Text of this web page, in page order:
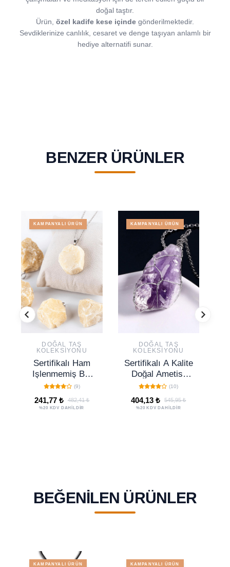
doğal taştır.
Ürün, özel kadife kese içinde gönderilmektedir.
Sevdiklerinize canlılık, cesaret ve denge taşıyan anlamlı bir
hediye alternatifi sunar.
BENZER ÜRÜNLER
KAMPANYALI ÜRÜN
DOĞAL TAŞ
KOLEKSIYONU
Sertifikalı Ham
Işlenmemiş Bal
Kalsit Taşı Kolye
(9)
241,77 ₺ 482,41 ₺
%20 KDV DAHİLDİR
KAMPANYALI ÜRÜN
DOĞAL TAŞ
KOLEKSIYONU
Sertifikalı A Kalite
Doğal Ametist
Taşı Kolye (3-4
Cm)
(10)
404,13 ₺ 545,95 ₺
%20 KDV DAHİLDİR
BEĞENILEN ÜRÜNLER
KAMPANYALI ÜRÜN KAMPANYALI ÜRÜN